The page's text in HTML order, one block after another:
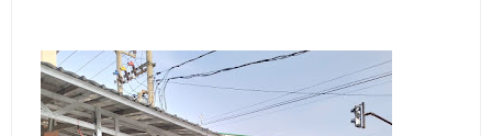
Sangat Seru
Warga Mulai Kesulitan Air Bersih Akibat Kekeringan,
Polres Kuningan dan PAM Tirta Kamuning Salurakan